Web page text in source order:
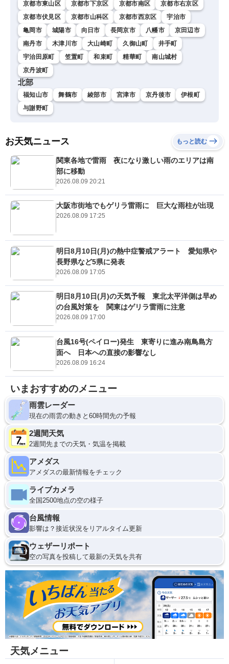
京都市東山区 京都市下京区 京都市南区
京都市右京区
京都市伏見区
京都市山科区 京都市西京区
宇治市
亀岡市
城陽市 向日市 長岡京市 八幡市
京田辺市
南丹市
木津川市 大山崎町 久御山町
井手町
宇治田原町
笠置町 和束町 精華町
南山城村
京丹波町
北部
福知山市 舞鶴市 綾部市 宮津市 京丹後市
伊根町
与謝野町
お天気ニュース もっと読む
関東各地で雷雨 夜になり激しい雨のエリアは南
部に移動
2026.08.09 20:21
大阪市街地でもゲリラ雷雨に 巨大な雨柱が出現
2026.08.09 17:25
明日8月10日(月)の熱中症警戒アラート 愛知県や
長野県など5県に発表
2026.08.09 17:05
明日8月10日(月)の天気予報 東北太平洋側は早め
の台風対策を 関東はゲリラ雷雨に注意
2026.08.09 17:00
台風16号(ペイロー)発生 東寄りに進み南鳥島方
面へ 日本への直接の影響なし
2026.08.09 16:24
いまおすすめのメニュー
雨雲レーダー
現在の雨雲の動きと60時間先の予報
2週間天気
2週間先までの天気・気温を掲載
アメダス
アメダスの最新情報をチェック
ライブカメラ
全国2500地点の空の様子
台風情報
影響は？接近状況をリアルタイム更新
ウェザーリポート
空の写真を投稿して最新の天気を共有
天気メニュー